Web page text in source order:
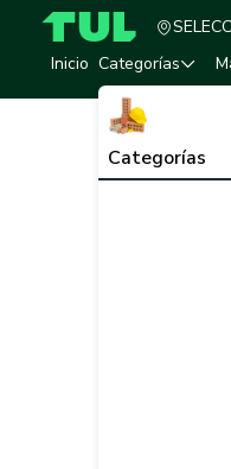
TUL - Tu
Inicio Categorías
Categorías